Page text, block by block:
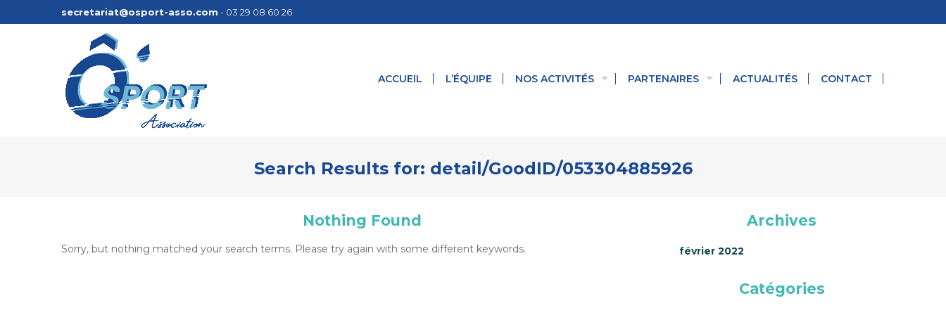
secretariat@osport-asso.com - 03 29 08 60 26
ACCUEIL L’ÉQUIPE NOS ACTIVITÉS PARTENAIRES ACTUALITÉS CONTACT
Search Results for: detail/GoodID/053304885926
Nothing Found
Sorry, but nothing matched your search terms. Please try again with some different keywords.
Archives
février 2022
Catégories